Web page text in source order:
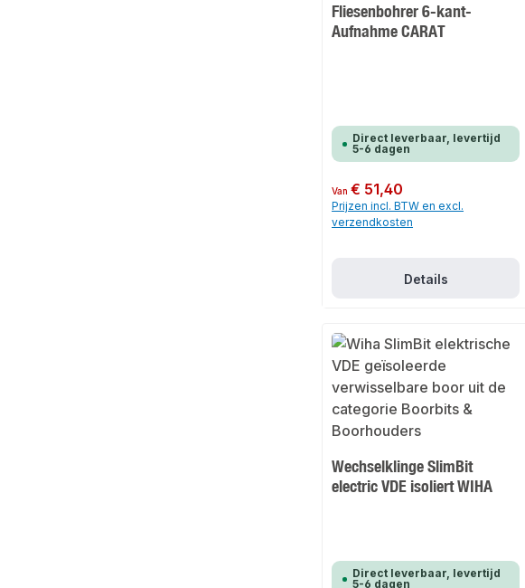
Fliesenbohrer 6-kant-
Aufnahme CARAT
Direct leverbaar, levertijd
5-6 dagen
Normale prijs:
Van€ 51,40
Prijzen incl. BTW en excl.
verzendkosten
Details
Wechselklinge SlimBit
electric VDE isoliert WIHA
Direct leverbaar, levertijd
5-6 dagen